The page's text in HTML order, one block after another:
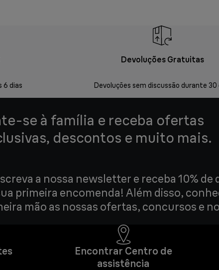
6 dias
Devoluções Gratuitas
Devoluções sem discussão durante 30
se à família e receba ofertas
descontos e muito mais.
a nossa newsletter e receba 10% de
primeira encomenda! Além disso,
mão as nossas ofertas, concursos e
Encontrar Centro de
assistência